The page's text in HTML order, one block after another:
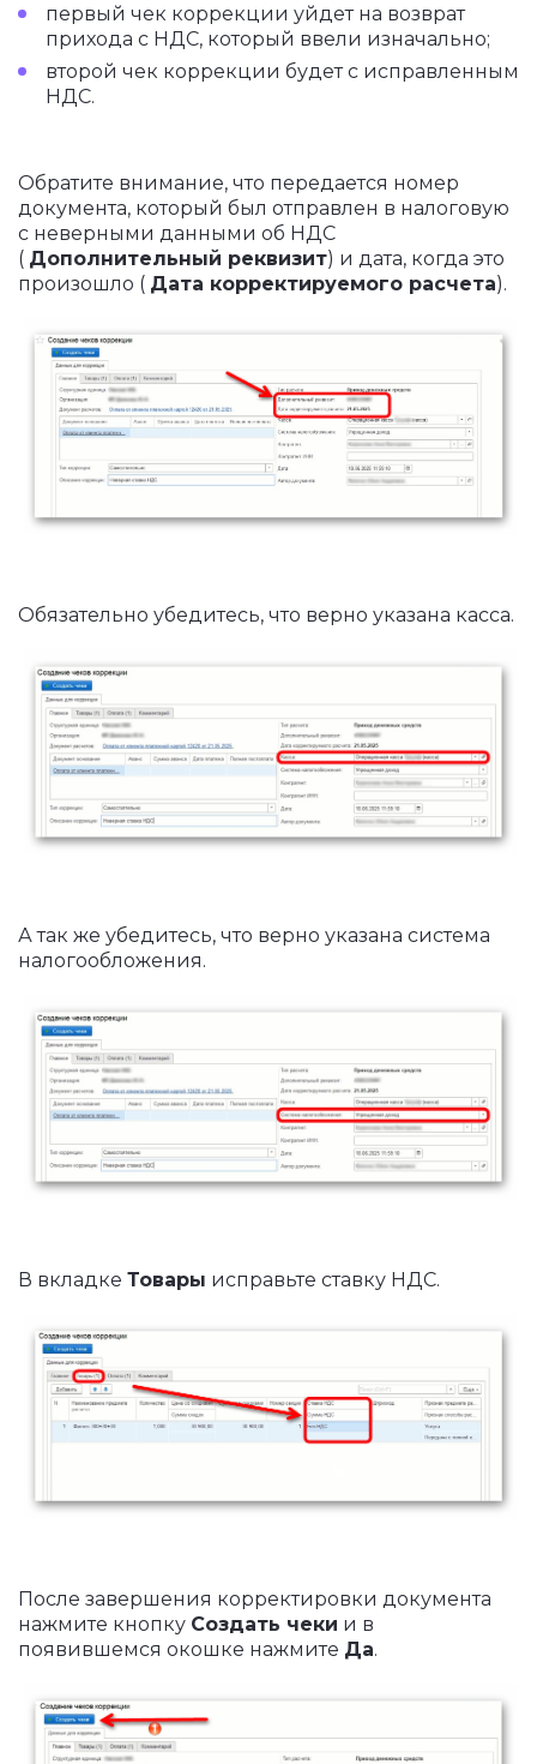
первый чек коррекции уйдет на возврат
прихода с НДС, который ввели изначально;
второй чек коррекции будет с исправленным
НДС.
Обратите внимание, что передается номер
документа, который был отправлен в налоговую
с неверными данными об НДС
( Дополнительный реквизит) и дата, когда это
произошло ( Дата корректируемого расчета).
Обязательно убедитесь, что верно указана касса.
А так же убедитесь, что верно указана система
налогообложения.
В вкладке Товары исправьте ставку НДС.
После завершения корректировки документа
нажмите кнопку Создать чеки и в
появившемся окошке нажмите Да.